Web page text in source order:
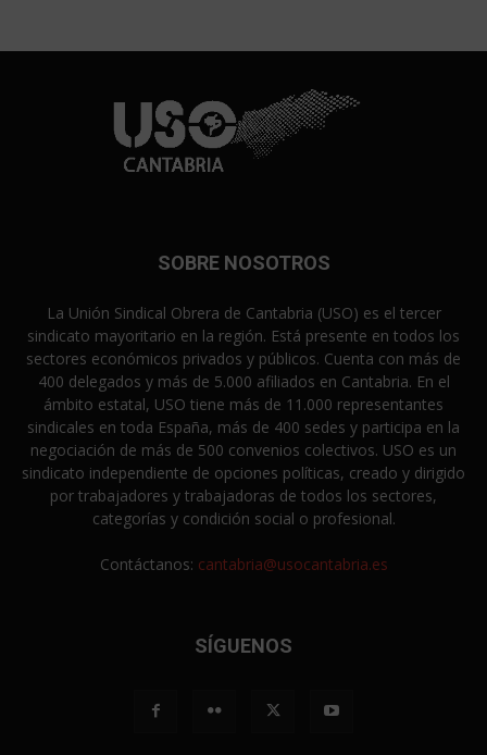
SOBRE NOSOTROS
La Unión Sindical Obrera de Cantabria (USO) es el tercer
sindicato mayoritario en la región. Está presente en todos los
sectores económicos privados y públicos. Cuenta con más de
400 delegados y más de 5.000 afiliados en Cantabria. En el
ámbito estatal, USO tiene más de 11.000 representantes
sindicales en toda España, más de 400 sedes y participa en la
negociación de más de 500 convenios colectivos. USO es un
sindicato independiente de opciones políticas, creado y dirigido
por trabajadores y trabajadoras de todos los sectores,
categorías y condición social o profesional.
Contáctanos: cantabria@usocantabria.es
SÍGUENOS